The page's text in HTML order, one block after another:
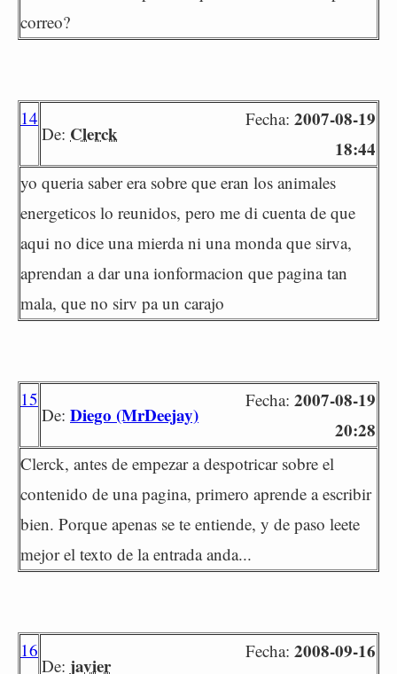
correo?
14
De: Clerck
Fecha: 2007-08-19
18:44
yo queria saber era sobre que eran los animales
energeticos lo reunidos, pero me di cuenta de que
aqui no dice una mierda ni una monda que sirva,
aprendan a dar una ionformacion que pagina tan
mala, que no sirv pa un carajo
15
De: Diego (MrDeejay)
Fecha: 2007-08-19
20:28
Clerck, antes de empezar a despotricar sobre el
contenido de una pagina, primero aprende a escribir
bien. Porque apenas se te entiende, y de paso leete
mejor el texto de la entrada anda...
16
De: javier
Fecha: 2008-09-16